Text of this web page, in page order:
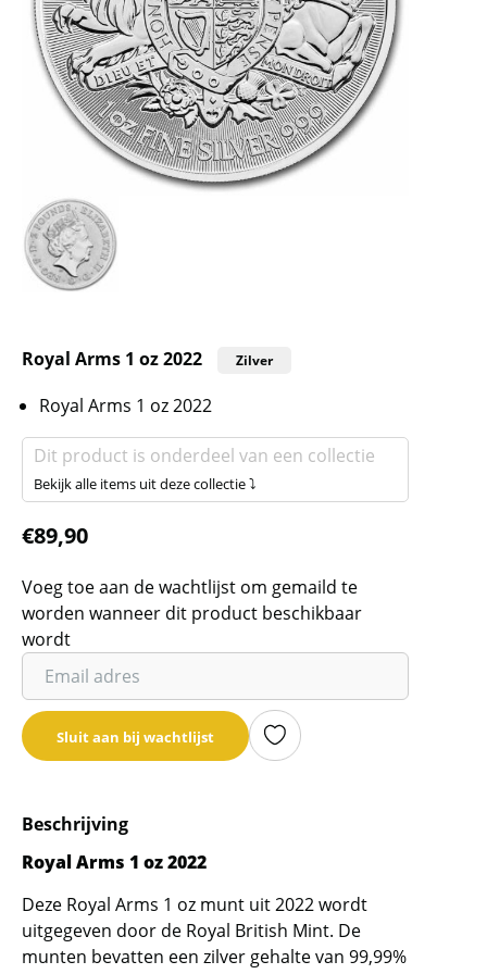
Royal Arms 1 oz 2022 Zilver
Royal Arms 1 oz 2022
Dit product is onderdeel van een collectie
Bekijk alle items uit deze collectie ⤵
€89,90
Voeg toe aan de wachtlijst om gemaild te
worden wanneer dit product beschikbaar
wordt
Vul
je
email
adres
de
wachtlijst
voor
dit
product
toe
Sluit aan bij wachtlijst
Beschrijving
Royal Arms 1 oz 2022
Deze Royal Arms 1 oz munt uit 2022 wordt
uitgegeven door de Royal British Mint. De
munten bevatten een zilver gehalte van 99,99%